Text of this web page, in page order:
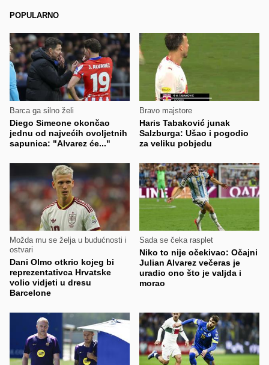
POPULARNO
Barca ga silno želi
Diego Simeone okončao
jednu od najvećih ovoljetnih
sapunica: "Alvarez će..."
Bravo majstore
Haris Tabaković junak
Salzburga: Ušao i pogodio
za veliku pobjedu
Možda mu se želja u budućnosti i
ostvari
Dani Olmo otkrio kojeg bi
reprezentativca Hrvatske
volio vidjeti u dresu
Barcelone
Sada se čeka rasplet
Niko to nije očekivao: Očajni
Julian Alvarez večeras je
uradio ono što je valjda i
morao